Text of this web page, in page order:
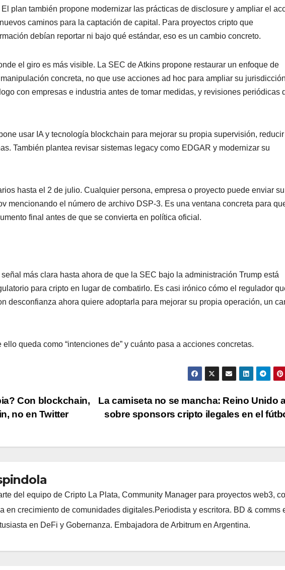
plan también propone modernizar las prácticas de disclosure y ampliar el
caminos para la captación de capital. Para proyectos cripto que
debían reportar ni bajo qué estándar, eso es un cambio concreto.
el giro es más visible. La SEC de Atkins propone restaurar un enfoque de
concreta, no que use acciones ad hoc para ampliar su
con empresas e industria antes de tomar medidas, y revisiones periódicas
usar IA y tecnología blockchain para mejorar su propia supervisión, reducir
También plantea revisar sistemas legacy como EDGAR y modernizar su
hasta el 2 de julio. Cualquier persona, empresa o proyecto puede enviar su
mencionando el número de archivo DSP-3. Es una ventana concreta para
final antes de que se convierta en política oficial.
más clara hasta ahora de que la SEC bajo la administración Trump está
para cripto en lugar de combatirlo. Es casi irónico cómo el regulador
desconfianza ahora quiere adoptarla para mejorar su propia operación, un
queda como “intenciones de” y cuánto pasa a acciones concretas.
La camiseta no se mancha: Reino Unido
sobre sponsors cripto ilegales en el
Con blockchain,
no en Twitter
del equipo de Cripto La Plata, Community Manager para proyectos web3,
en crecimiento de comunidades digitales.Periodista y escritora. BD & comms
en DeFi y Gobernanza. Embajadora de Arbitrum en Argentina.